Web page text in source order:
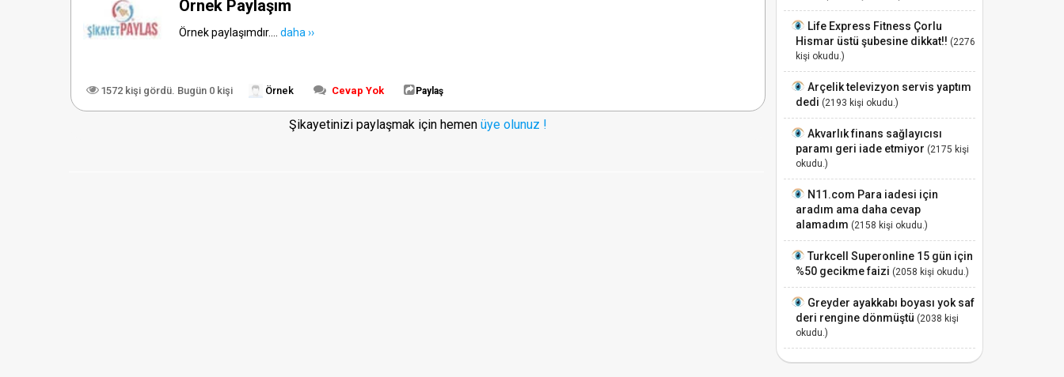
Örnek Paylaşım
Örnek paylaşımdır....daha ››
1572 kişi gördü. Bugün 0 kişi Örnek Cevap Yok Paylaş
Şikayetinizi paylaşmak için hemenüye olunuz !
Life Express Fitness Çorlu
Hismar üstü şubesine dikkat!! (2276
kişi okudu.)
Arçelik televizyon servis yaptım
dedi (2193 kişi okudu.)
Akvarlık finans sağlayıcısı
paramı geri iade etmiyor (2175 kişi
okudu.)
N11.com Para iadesi için
aradım ama daha cevap
alamadım (2158 kişi okudu.)
Turkcell Superonline 15 gün için
%50 gecikme faizi (2058 kişi okudu.)
Greyder ayakkabı boyası yok saf
deri rengine dönmüştü (2038 kişi
okudu.)